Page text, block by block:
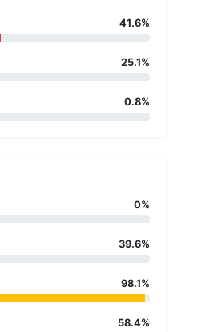
41.6%
25.1%
0.8%
0%
39.6%
98.1%
58.4%